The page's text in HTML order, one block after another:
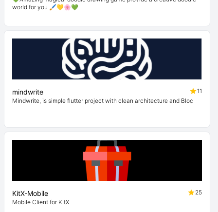
world for you 🖌💛🌸💚
mindwrite
11
Mindwrite, is simple flutter project with clean architecture and Bloc
KitX-Mobile
25
Mobile Client for KitX